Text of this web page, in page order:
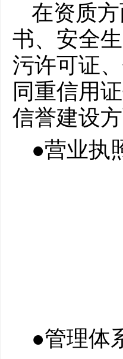
在资质
书、安全
污许可证
同重信用
信誉建设
●营业执
●管理体